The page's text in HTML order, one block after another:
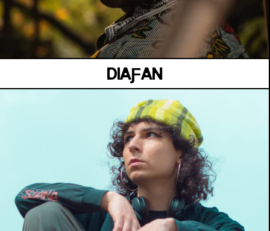
DIAƑAN
Samedi 04 juillet
JARDIN KENNEDY
Samedi 04 juillet